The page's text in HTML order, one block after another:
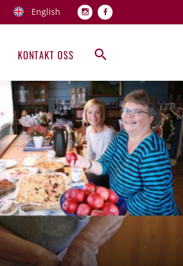
Topp
English
Hovedmeny
KONTAKT OSS